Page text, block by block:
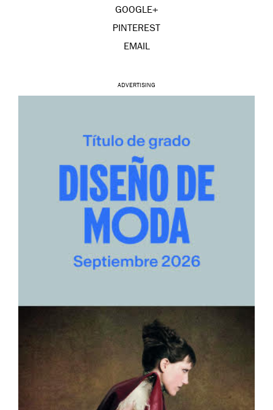
GOOGLE+
PINTEREST
EMAIL
ADVERTISING